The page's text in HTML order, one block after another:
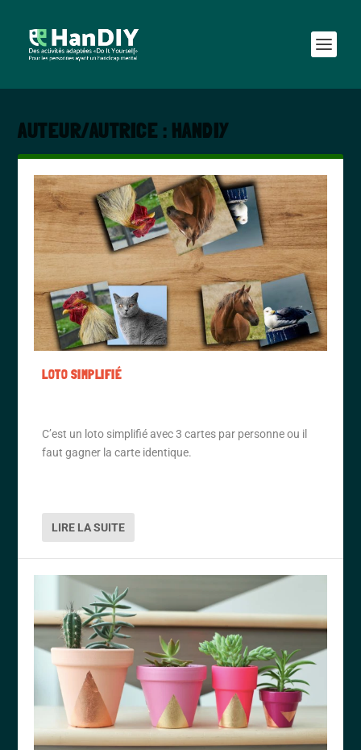
AUTEUR/AUTRICE : HANDIY
LOTO SIMPLIFIÉ
C’est un loto simplifié avec 3 cartes par personne ou il
faut gagner la carte identique.
LIRE LA SUITE